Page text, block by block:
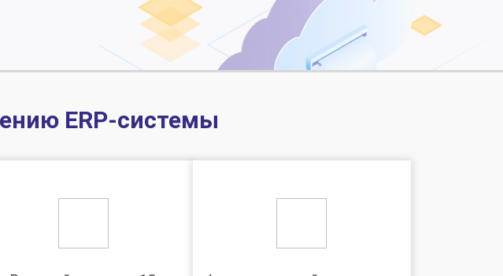
ERP-системы